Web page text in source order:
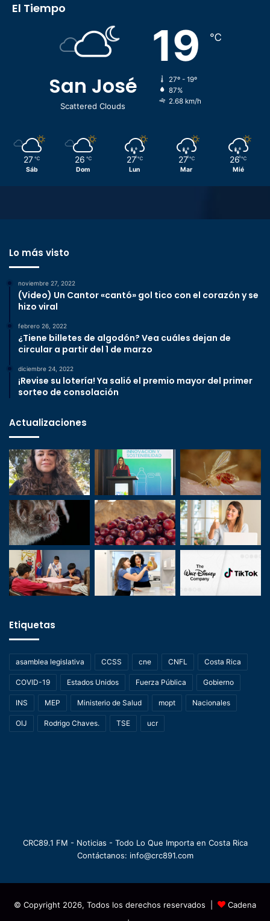
El Tiempo
San José
Scattered Clouds
19 ℃
27º - 19º
87%
2.68 km/h
27 ℃
Sáb
26 ℃
Dom
27 ℃
Lun
27 ℃
Mar
26 ℃
Mié
Lo más visto
noviembre 27, 2022
(Video) Un Cantor «cantó» gol tico con el corazón y se
hizo viral
febrero 26, 2022
¿Tiene billetes de algodón? Vea cuáles dejan de
circular a partir del 1 de marzo
diciembre 24, 2022
¡Revise su lotería! Ya salió el premio mayor del primer
sorteo de consolación
Actualizaciones
Etiquetas
asamblea legislativa CCSS cne CNFL Costa Rica
COVID-19 Estados Unidos Fuerza Pública Gobierno
INS MEP Ministerio de Salud mopt Nacionales
OIJ Rodrigo Chaves. TSE ucr
CRC89.1 FM - Noticias - Todo Lo Que Importa en Costa Rica
Contáctanos: info@crc891.com
© Copyright 2026, Todos los derechos reservados |
Cadena